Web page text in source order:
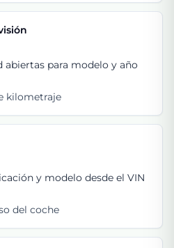
abiertas para modelo y año
kilometraje
y modelo desde el VIN
del coche